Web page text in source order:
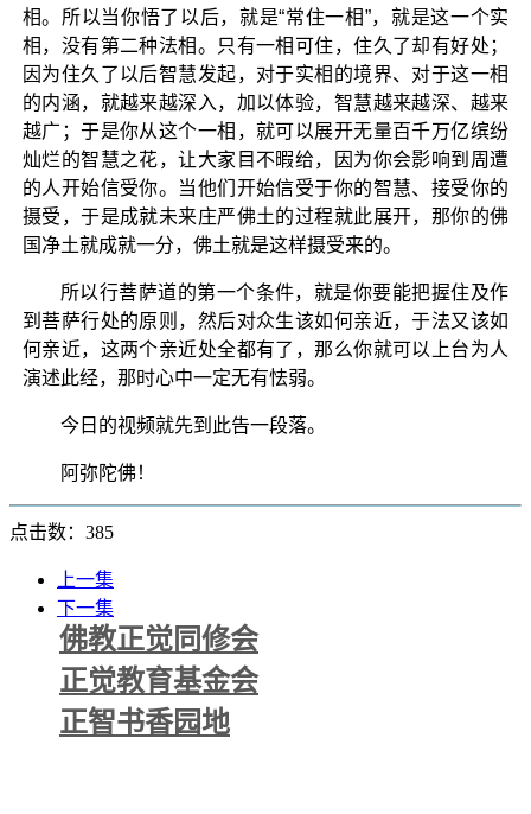
相。所以当你悟了以后，就是“常住一相”，就是这一个实
相，没有第二种法相。只有一相可住，住久了却有好处；
因为住久了以后智慧发起，对于实相的境界、对于这一相
的内涵，就越来越深入，加以体验，智慧越来越深、越来
越广；于是你从这个一相，就可以展开无量百千万亿缤纷
灿烂的智慧之花，让大家目不暇给，因为你会影响到周遭
的人开始信受你。当他们开始信受于你的智慧、接受你的
摄受，于是成就未来庄严佛土的过程就此展开，那你的佛
国净土就成就一分，佛土就是这样摄受来的。
所以行菩萨道的第一个条件，就是你要能把握住及作
到菩萨行处的原则，然后对众生该如何亲近，于法又该如
何亲近，这两个亲近处全都有了，那么你就可以上台为人
演述此经，那时心中一定无有怯弱。
今日的视频就先到此告一段落。
阿弥陀佛！
点击数：385
上一集
下一集
佛教正觉同修会
正觉教育基金会
正智书香园地